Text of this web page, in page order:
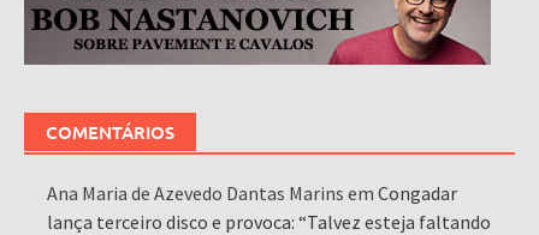
COMENTÁRIOS
Ana Maria de Azevedo Dantas Marins emCongadar
lança terceiro disco e provoca: “Talvez esteja faltando